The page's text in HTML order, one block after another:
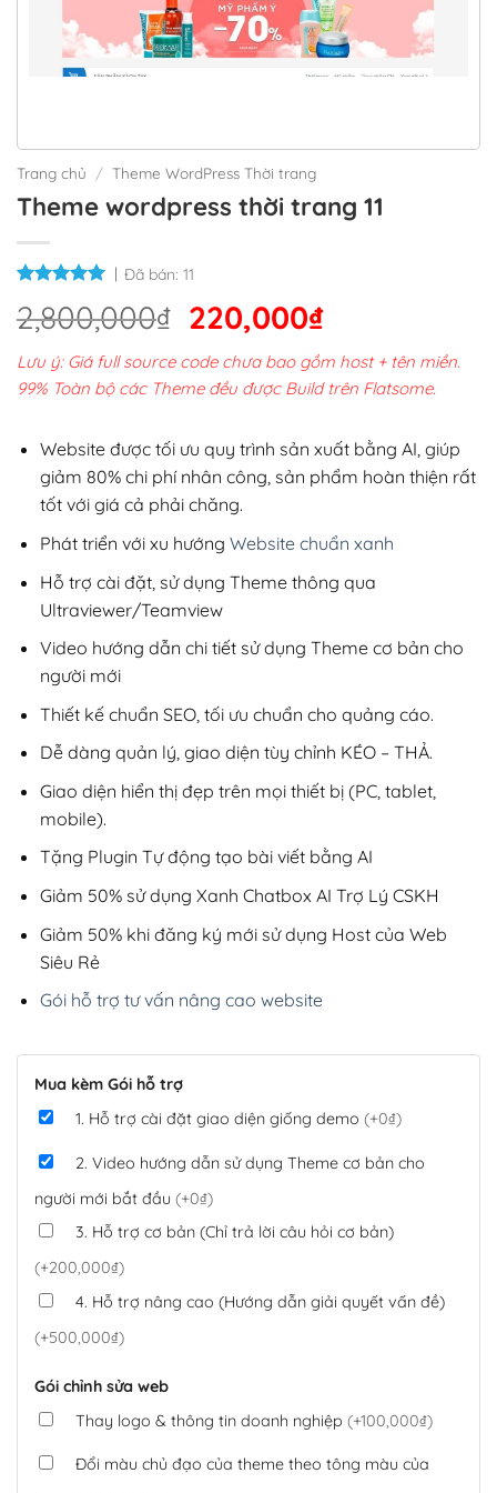
Trang chủ / Theme WordPress Thời trang
Theme wordpress thời trang 11
Đã bán: 11
2,800,000₫ Giá
gốc
là:
2,800,000₫.
220,000₫Giá
hiện
tại
220,000₫.
Lưu ý: Giá full source code chưa bao gồm host + tên miền.
99% Toàn bộ các Theme đều được Build trên Flatsome.
Website được tối ưu quy trình sản xuất bằng AI, giúp
giảm 80% chi phí nhân công, sản phẩm hoàn thiện rất
tốt với giá cả phải chăng.
Phát triển với xu hướng Website chuẩn xanh
Hỗ trợ cài đặt, sử dụng Theme thông qua
Ultraviewer/Teamview
Video hướng dẫn chi tiết sử dụng Theme cơ bản cho
người mới
Thiết kế chuẩn SEO, tối ưu chuẩn cho quảng cáo.
Dễ dàng quản lý, giao diện tùy chỉnh KÉO – THẢ.
Giao diện hiển thị đẹp trên mọi thiết bị (PC, tablet,
mobile).
Tặng Plugin Tự động tạo bài viết bằng AI
Giảm 50% sử dụng Xanh Chatbox AI Trợ Lý CSKH
Giảm 50% khi đăng ký mới sử dụng Host của Web
Siêu Rẻ
Gói hỗ trợ tư vấn nâng cao website
Mua kèm Gói hỗ trợ
1. Hỗ trợ cài đặt giao diện giống demo (+0₫)
2. Video hướng dẫn sử dụng Theme cơ bản cho
người mới bắt đầu (+0₫)
3. Hỗ trợ cơ bản (Chỉ trả lời câu hỏi cơ bản)
(+200,000₫)
4. Hỗ trợ nâng cao (Hướng dẫn giải quyết vấn đề)
(+500,000₫)
Gói chỉnh sửa web
Thay logo & thông tin doanh nghiệp (+100,000₫)
Đổi màu chủ đạo của theme theo tông màu của